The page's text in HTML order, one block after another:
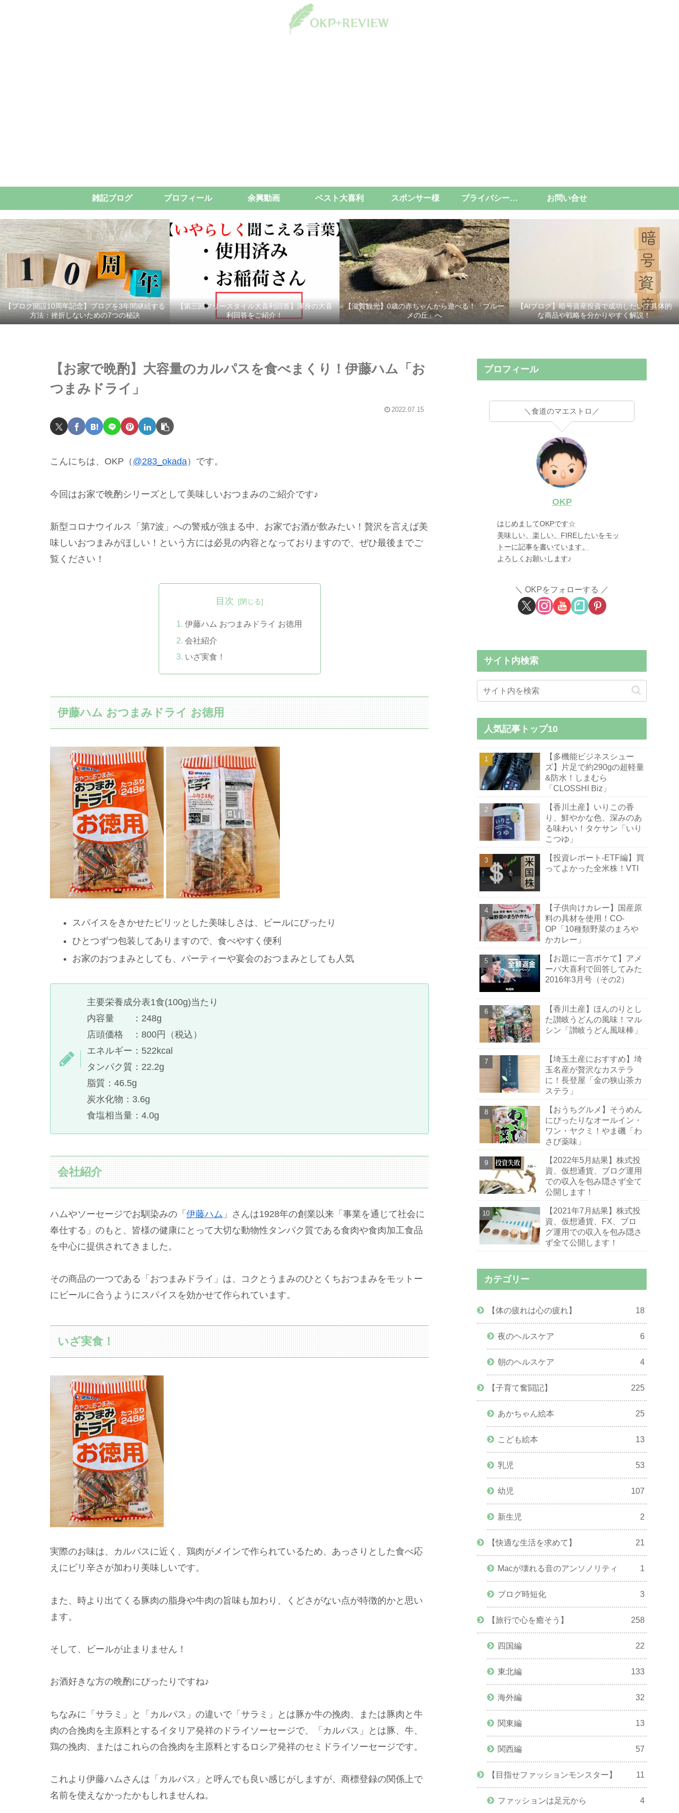
雑記ブログ プロフィール 余興動画 ベスト大喜利 スポンサー様 プライバシーポリシー お問い合せ
【ブログ開設10周年記念】ブログを3年間継続する
方法：挫折しないための7つの秘訣
【第三回フリースタイル大喜利回答】渾身の大喜
利回答をご紹介！
【滋賀観光】0歳の赤ちゃんから遊べる！「ブルー
メの丘」へ
【AIブログ】暗号資産投資で成功したい？具体的
な商品や戦略を分かりやすく解説！
【お家で晩酌】大容量のカルパスを食べまくり！伊藤ハム「お
つまみドライ」
2022.07.15
こんにちは、OKP（ @283_okada）です。
今回はお家で晩酌シリーズとして美味しいおつまみのご紹介です♪
新型コロナウイルス「第7波」への警戒が強まる中、お家でお酒が飲みたい！贅沢を言えば美
味しいおつまみがほしい！という方には必見の内容となっておりますので、ぜひ最後までご
覧ください！
目次
伊藤ハム おつまみドライ お徳用
会社紹介
いざ実食！
伊藤ハム おつまみドライ お徳用
スパイスをきかせたピリッとした美味しさは、ビールにぴったり
ひとつずつ包装してありますので、食べやすく便利
お家のおつまみとしても、パーティーや宴会のおつまみとしても人気
主要栄養成分表1食(100g)当たり
内容量 ：248g
店頭価格 ：800円（税込）
エネルギー：522kcal
タンパク質：22.2g
脂質：46.5g
炭水化物：3.6g
食塩相当量：4.0g
会社紹介
ハムやソーセージでお馴染みの「 伊藤ハム 」さんは1928年の創業以来「事業を通じて社会に
奉仕する」のもと、皆様の健康にとって大切な動物性タンパク質である食肉や食肉加工食品
を中心に提供されてきました。
その商品の一つである「おつまみドライ」は、コクとうまみのひとくちおつまみをモットー
にビールに合うようにスパイスを効かせて作られています。
いざ実食！
実際のお味は、カルパスに近く、鶏肉がメインで作られているため、あっさりとした食べ応
えにピリ辛さが加わり美味しいです。
また、時より出てくる豚肉の脂身や牛肉の旨味も加わり、くどさがない点が特徴的かと思い
ます。
そして、ビールが止まりません！
お酒好きな方の晩酌にぴったりですね♪
ちなみに「サラミ」と「カルパス」の違いで「サラミ」とは豚か牛の挽肉、または豚肉と牛
肉の合挽肉を主原料とするイタリア発祥のドライソーセージで、「カルパス」とは豚、牛、
鶏の挽肉、またはこれらの合挽肉を主原料とするロシア発祥のセミドライソーセージです。
これより伊藤ハムさんは「カルパス」と呼んでも良い感じがしますが、商標登録の関係上で
名前を使えなかったかもしれませんね。
プロフィール
＼食道のマエストロ／
OKP
はじめましてOKPです☆
美味しい、楽しい、FIREしたいをモッ
トーに記事を書いています。
よろしくお願いします♪
OKPをフォローする
サイト内検索
人気記事トップ10
【多機能ビジネスシュー
ズ】片足で約290gの超軽量
&防水！しまむら
「CLOSSHI Biz」
【香川土産】いりこの香
り、鮮やかな色、深みのあ
る味わい！タケサン「いり
こつゆ」
【投資レポート-ETF編】買
ってよかった全米株！VTI
【子供向けカレー】国産原
料の具材を使用！CO-
OP「10種類野菜のまろや
かカレー」
【お題に一言ボケて】アメ
ーバ大喜利で回答してみた
2016年3月号（その2）
【香川土産】ほんのりとし
た讃岐うどんの風味！マル
シン「讃岐うどん風味棒」
【埼玉土産におすすめ】埼
玉名産が贅沢なカステラ
に！長登屋「金の狭山茶カ
ステラ」
【おうちグルメ】そうめん
にぴったりなオールイン・
ワン・ヤクミ！やま磯「わ
さび薬味」
【2022年5月結果】株式投
資、仮想通貨、ブログ運用
での収入を包み隠さず全て
公開します！
【2021年7月結果】株式投
資、仮想通貨、FX、ブロ
グ運用での収入を包み隠さ
ず全て公開します！
カテゴリー
【体の疲れは心の疲れ】 18
夜のヘルスケア 6
朝のヘルスケア 4
【子育て奮闘記】 225
あかちゃん絵本 25
こども絵本 13
乳児 53
幼児 107
新生児 2
【快適な生活を求めて】 21
Macが壊れる音のアンソノリティ 1
ブログ時短化 3
【旅行で心を癒そう】 258
四国編 22
東北編 133
海外編 32
関東編 13
関西編 57
【目指せファッションモンスター】 11
ファッションは足元から 4